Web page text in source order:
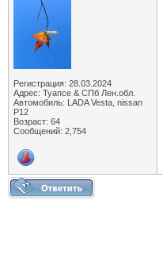
Регистрация: 28.03.2024
Адрес: Туапсе & СПб Лен.обл.
Автомобиль: LADA Vesta, nissan
P12
Возраст: 64
Сообщений: 2,754